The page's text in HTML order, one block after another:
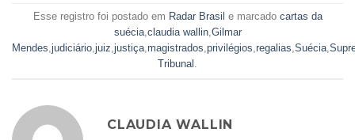
Esse registro foi postado em Radar Brasil e marcado cartas da
suécia,claudia wallin,Gilmar
Mendes,judiciário,juiz,justiça,magistrados,privilégios,regalias,Suécia,
Tribunal .
CLAUDIA WALLIN